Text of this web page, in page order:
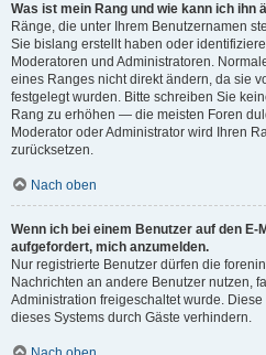
Was ist mein Rang und wie kann ich ihn
Ränge, die unter Ihrem Benutzernamen
Sie bislang erstellt haben oder
Moderatoren und Administratoren.
eines Ranges nicht direkt ändern, da sie
festgelegt wurden. Bitte schreiben Sie
Rang zu erhöhen — die meisten Foren
Moderator oder Administrator wird Ihren
zurücksetzen.
Nach oben
Wenn ich bei einem Benutzer auf den
aufgefordert, mich anzumelden.
Nur registrierte Benutzer dürfen die
Nachrichten an andere Benutzer nutzen,
Administration freigeschaltet wurde.
dieses Systems durch Gäste verhindern.